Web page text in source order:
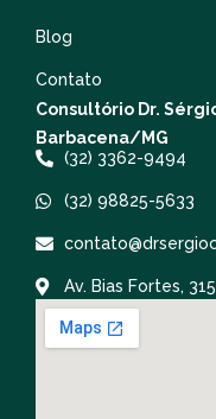
Blog
Contato
Consultório Dr.
Barbacena/MG
(32) 3362-9494
(32) 98825-5633
Av. Bias Fortes,